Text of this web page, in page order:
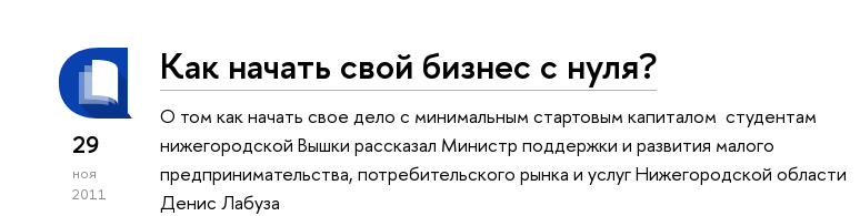
29
ноя
2011
Как начать свой бизнес с нуля?
О том как начать свое дело с минимальным стартовым капиталом студентам
нижегородской Вышки рассказал Министр поддержки и развития малого
предпринимательства, потребительского рынка и услуг Нижегородской области
Денис Лабуза